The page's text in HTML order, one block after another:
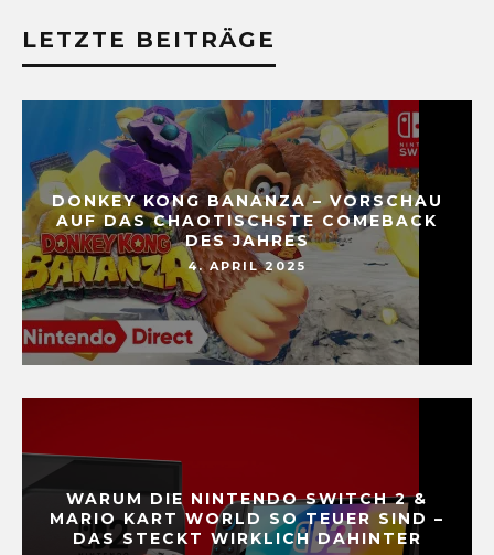
LETZTE BEITRÄGE
DONKEY KONG BANANZA – VORSCHAU
AUF DAS CHAOTISCHSTE COMEBACK
DES JAHRES
4. APRIL 2025
WARUM DIE NINTENDO SWITCH 2 &
MARIO KART WORLD SO TEUER SIND –
DAS STECKT WIRKLICH DAHINTER